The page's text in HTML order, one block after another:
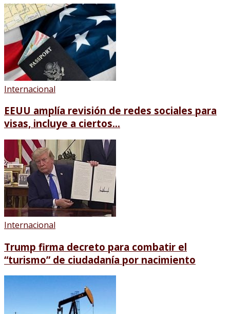
Internacional
EEUU amplía revisión de redes sociales para
visas, incluye a ciertos...
Internacional
Trump firma decreto para combatir el
“turismo” de ciudadanía por nacimiento